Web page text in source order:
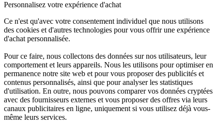
Personnalisez votre expérience d'achat
Ce n'est qu'avec votre consentement individuel que nous utilisons
des cookies et d'autres technologies pour vous offrir une expérience
d'achat personnalisée.
Pour ce faire, nous collectons des données sur nos utilisateurs, leur
comportement et leurs appareils. Nous les utilisons pour optimiser en
permanence notre site web et pour vous proposer des publicités et
contenus personnalisés, ainsi que pour analyser les statistiques
d'utilisation. En outre, nous pouvons comparer vos données cryptées
avec des fournisseurs externes et vous proposer des offres via leurs
canaux publicitaires en ligne, uniquement si vous utilisez déjà vous-
même leurs services.